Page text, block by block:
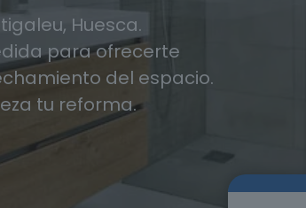
Huesca.
para ofrecerte
del espacio.
tu reforma.